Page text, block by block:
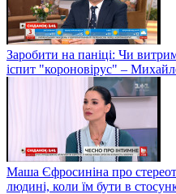
Заробити на паніці: Чи
іспит "короновірус" –
Маша Єфросиніна про
людині, коли їм бути в